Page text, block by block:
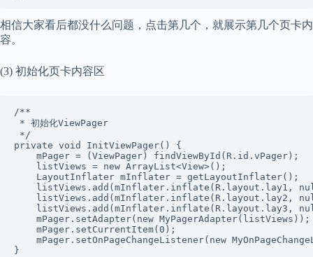
相信大家看后都没什么问题，点击第几个，就展示第几个页卡内
容。
(3) 初始化页卡内容区
/**
* 初始化ViewPager
*/
private void InitViewPager() {
    mPager = (ViewPager) findViewById(R.id.vPager);
    listViews = new ArrayList<View>();
    LayoutInflater mInflater = getLayoutInflater();
listViews.add(mInflater.inflate(R.layout.lay1,
listViews.add(mInflater.inflate(R.layout.lay2,
listViews.add(mInflater.inflate(R.layout.lay3,
    mPager.setAdapter(new MyPagerAdapter(listViews));
    mPager.setCurrentItem(0);
mPager.setOnPageChangeListener(new
}